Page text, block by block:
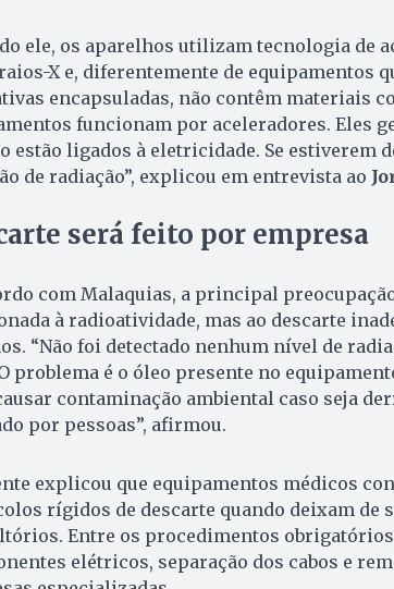
ele, os aparelhos utilizam tecnologia de
X e, diferentemente de equipamentos
encapsuladas, não contêm materiais
funcionam por aceleradores. Eles
estão ligados à eletricidade. Se estiverem
de radiação”, explicou em entrevista ao
será feito por empresa
com Malaquias, a principal
à radioatividade, mas ao descarte
“Não foi detectado nenhum nível de
problema é o óleo presente no
contaminação ambiental caso seja
por pessoas”, afirmou.
explicou que equipamentos médicos
rígidos de descarte quando deixam de
Entre os procedimentos obrigatórios
elétricos, separação dos cabos e